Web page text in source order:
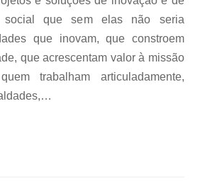
social que sem elas não seria
que inovam, que constroem
que acrescentam valor à missão
trabalham articuladamente,